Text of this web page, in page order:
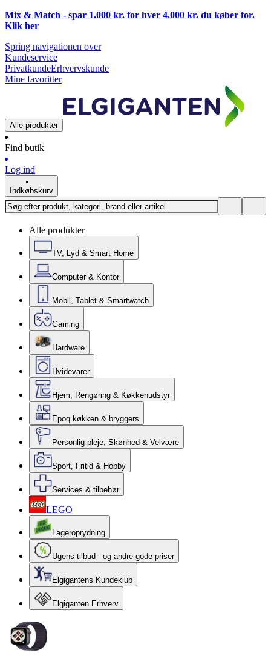
Mix & Match - spar 1.000 kr. for hver 4.000 kr. du køber for.
Klik her
Spring navigationen over
Kundeservice
PrivatkundeErhvervskunde
Mine favoritter
Alle produkter
Find butik
Log ind
Indkøbskurv
Alle produkter
TV, Lyd & Smart Home
Computer & Kontor
Mobil, Tablet & Smartwatch
Gaming
Hardware
Hvidevarer
Hjem, Rengøring & Køkkenudstyr
Epoq køkken & bryggers
Personlig pleje, Skønhed & Velvære
Sport, Fritid & Hobby
Services & tilbehør
LEGO
Lageroprydning
Ugens tilbud - og andre gode priser
Elgigantens Kundeklub
Elgiganten Erhverv